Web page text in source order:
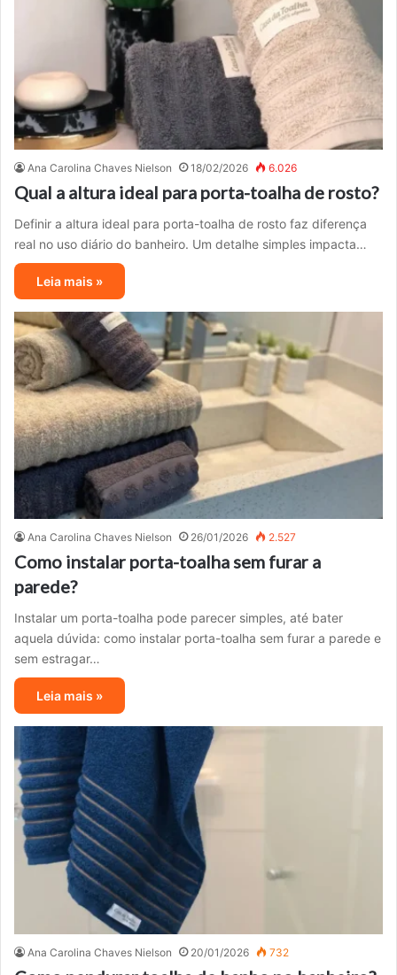
Ana Carolina Chaves Nielson 18/02/2026 6.026
Qual a altura ideal para porta-toalha de rosto?
Definir a altura ideal para porta-toalha de rosto faz diferença
real no uso diário do banheiro. Um detalhe simples impacta…
Leia mais »
Ana Carolina Chaves Nielson 26/01/2026 2.527
Como instalar porta-toalha sem furar a
parede?
Instalar um porta-toalha pode parecer simples, até bater
aquela dúvida: como instalar porta-toalha sem furar a parede e
sem estragar…
Leia mais »
Ana Carolina Chaves Nielson 20/01/2026 732